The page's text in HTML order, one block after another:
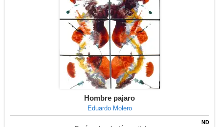
Hombre pajaro
Eduardo Molero
ND